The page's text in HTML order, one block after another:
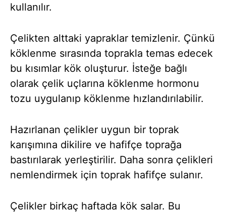
kullanılır.
Çelikten alttaki yapraklar temizlenir. Çünkü
köklenme sırasında toprakla temas edecek
bu kısımlar kök oluşturur. İsteğe bağlı
olarak çelik uçlarına köklenme hormonu
tozu uygulanıp köklenme hızlandırılabilir.
Hazırlanan çelikler uygun bir toprak
karışımına dikilire ve hafifçe toprağa
bastırılarak yerleştirilir. Daha sonra çelikleri
nemlendirmek için toprak hafifçe sulanır.
Çelikler birkaç haftada kök salar. Bu